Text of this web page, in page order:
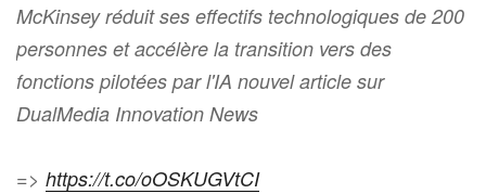
McKinsey réduit ses effectifs technologiques de 200
personnes et accélère la transition vers des
fonctions pilotées par l'IA nouvel article sur
DualMedia Innovation News
=> https://t.co/oOSKUGVtCI